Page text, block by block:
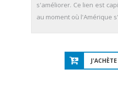
s'améliorer. Ce lien est
au moment où l'Amérique
J'ACHÈTE